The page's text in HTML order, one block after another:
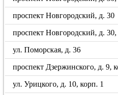
проспект Новгородский, д. 30
проспект Новгородский, д. 30,
ул. Поморская, д. 36
проспект Дзержинского, д. 9,
ул. Урицкого, д. 10, корп. 1